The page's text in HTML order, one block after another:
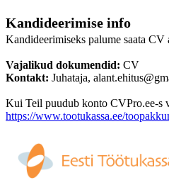
Kandideerimise info
Kandideerimiseks palume saata
Vajalikud dokumendid: CV
Kontakt: Juhataja,
Kui Teil puudub konto CVPro.ee-s
https://www.tootukassa.ee/